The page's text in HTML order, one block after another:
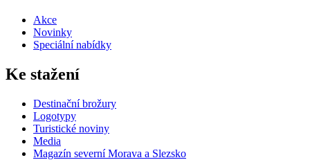
Akce
Novinky
Speciální nabídky
Ke stažení
Destinační brožury
Logotypy
Turistické noviny
Media
Magazín severní Morava a Slezsko